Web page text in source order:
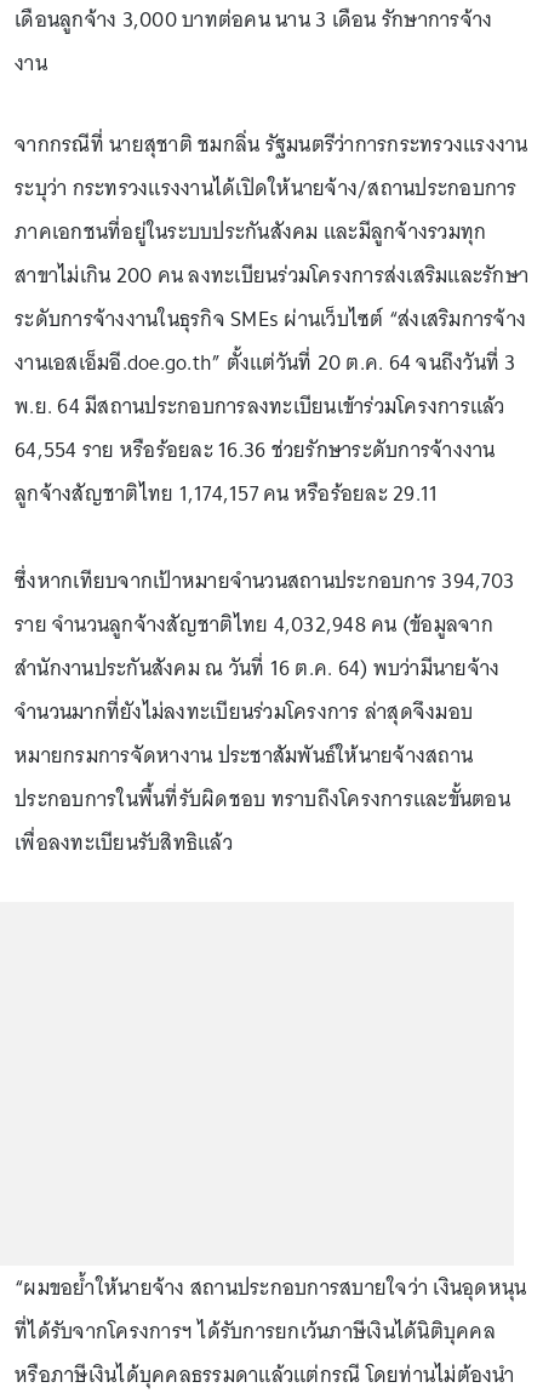
เดือนลูกจ้าง 3,000 บาทต่อคน นาน 3 เดือน รักษาการจ้าง
งาน
จากกรณีที่ นายสุชาติ ชมกลิ่น รัฐมนตรีว่าการกระทรวงแรงงาน
ระบุว่า กระทรวงแรงงานได้เปิดให้นายจ้าง/สถานประกอบการ
ภาคเอกชนที่อยู่ในระบบประกันสังคม และมีลูกจ้างรวมทุก
สาขาไม่เกิน 200 คน ลงทะเบียนร่วมโครงการส่งเสริมและรักษา
ระดับการจ้างงานในธุรกิจ SMEs ผ่านเว็บไซต์ “ส่งเสริมการจ้าง
งานเอสเอ็มอี.doe.go.th” ตั้งแต่วันที่ 20 ต.ค. 64 จนถึงวันที่ 3
พ.ย. 64 มีสถานประกอบการลงทะเบียนเข้าร่วมโครงการแล้ว
64,554 ราย หรือร้อยละ 16.36 ช่วยรักษาระดับการจ้างงาน
ลูกจ้างสัญชาติไทย 1,174,157 คน หรือร้อยละ 29.11
ซึ่งหากเทียบจากเป้าหมายจำนวนสถานประกอบการ 394,703
ราย จำนวนลูกจ้างสัญชาติไทย 4,032,948 คน (ข้อมูลจาก
สำนักงานประกันสังคม ณ วันที่ 16 ต.ค. 64) พบว่ามีนายจ้าง
จำนวนมากที่ยังไม่ลงทะเบียนร่วมโครงการ ล่าสุดจึงมอบ
หมายกรมการจัดหางาน ประชาสัมพันธ์ให้นายจ้างสถาน
ประกอบการในพื้นที่รับผิดชอบ ทราบถึงโครงการและขั้นตอน
เพื่อลงทะเบียนรับสิทธิแล้ว
“ผมขอย้ำให้นายจ้าง สถานประกอบการสบายใจว่า เงินอุดหนุน
ที่ได้รับจากโครงการฯ ได้รับการยกเว้นภาษีเงินได้นิติบุคคล
หรือภาษีเงินได้บุคคลธรรมดาแล้วแต่กรณี โดยท่านไม่ต้องนำ